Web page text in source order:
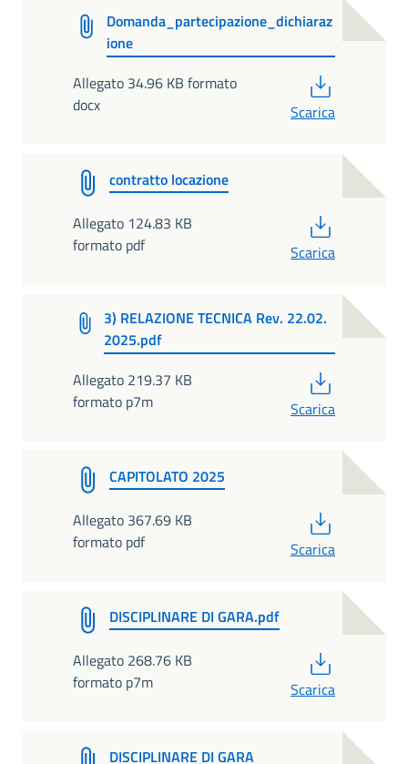
Domanda_partecipazione_dichiaraz
ione
Allegato 34.96 KB formato
docx
Scarica
contratto locazione
Allegato 124.83 KB
formato pdf
Scarica
3) RELAZIONE TECNICA Rev. 22.02.
2025.pdf
Allegato 219.37 KB
formato p7m
Scarica
CAPITOLATO 2025
Allegato 367.69 KB
formato pdf
Scarica
DISCIPLINARE DI GARA.pdf
Allegato 268.76 KB
formato p7m
Scarica
DISCIPLINARE DI GARA